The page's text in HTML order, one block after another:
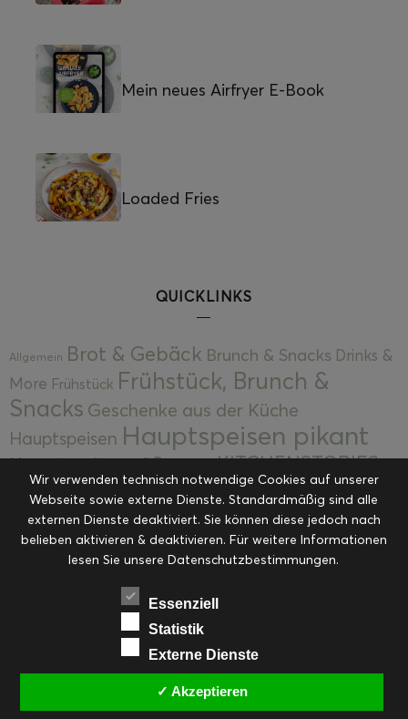
Mein neues Airfryer E-Book
Loaded Fries
QUICKLINKS
Allgemein Brot & Gebäck Brunch & Snacks Drinks &
More Frühstück Frühstück, Brunch &
Snacks Geschenke aus der Küche
Hauptspeisen Hauptspeisen pikant
Hauptspeisen süßKekseKITCHENSTORIES
Kuchen, Torten & Desserts Kuchen und
Desserts Kulinarik Kulinarische Mitbringsel &
Eingemachtes Ohne Kategorie Ostern Resteküche
RezepteSaisonalSliderStartseite
Suppen, Salate & Vorspeisen
Vorspeisen, Salate & Suppen
Weihnachten Workshops & Events
Wir verwenden technisch notwendige Cookies auf unserer
Webseite sowie externe Dienste. Standardmäßig sind alle
externen Dienste deaktiviert. Sie können diese jedoch nach
belieben aktivieren & deaktivieren. Für weitere Informationen
lesen Sie unsere Datenschutzbestimmungen.
Essenziell
Statistik
Externe Dienste
✓ Akzeptieren